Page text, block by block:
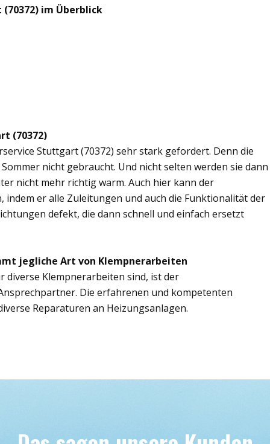
im Überblick
(70372)
Stuttgart (70372) sehr stark gefordert. Denn die
nicht gebraucht. Und nicht selten werden sie dann
nicht mehr richtig warm. Auch hier kann der
er alle Zuleitungen und auch die Funktionalität der
defekt, die dann schnell und einfach ersetzt
jegliche Art von Klempnerarbeiten
diverse Klempnerarbeiten sind, ist der
Die erfahrenen und kompetenten
Reparaturen an Heizungsanlagen.